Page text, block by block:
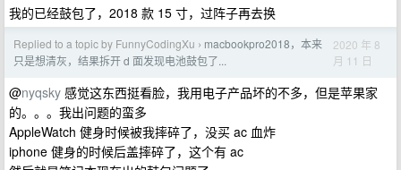
我的已经鼓包了，2018 款 15 寸，过阵子再去换
Replied to a topic by FunnyCodingXu › macbookpro2018，本来
只是想清灰，结果拆开 d 面发现电池鼓包了...
2020 年 8
月 11 日
@nyqsky 感觉这东西挺看脸，我用电子产品坏的不多，但是苹果家
的。。。我出问题的蛮多
AppleWatch 健身时候被我摔碎了，没买 ac 血炸
iphone 健身的时候后盖摔碎了，这个有 ac